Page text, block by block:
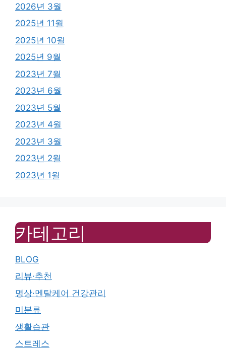
2026년 3월
2025년 11월
2025년 10월
2025년 9월
2023년 7월
2023년 6월
2023년 5월
2023년 4월
2023년 3월
2023년 2월
2023년 1월
카테고리
BLOG
리뷰·추천
명상·멘탈케어 건강관리
미분류
생활습관
스트레스